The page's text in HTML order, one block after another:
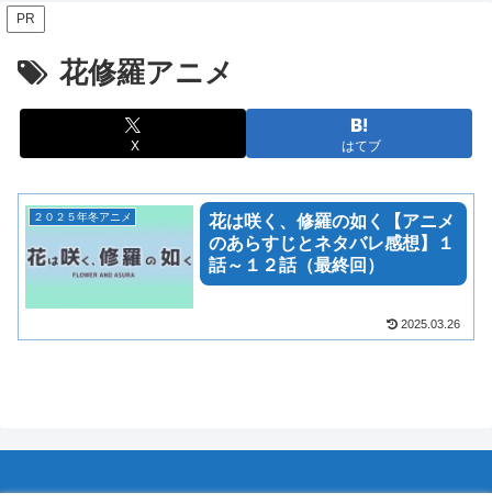
PR
花修羅アニメ
X はてブ
２０２５年冬アニメ
花は咲く、修羅の如く【アニメ
のあらすじとネタバレ感想】１
話～１２話（最終回）
2025.03.26